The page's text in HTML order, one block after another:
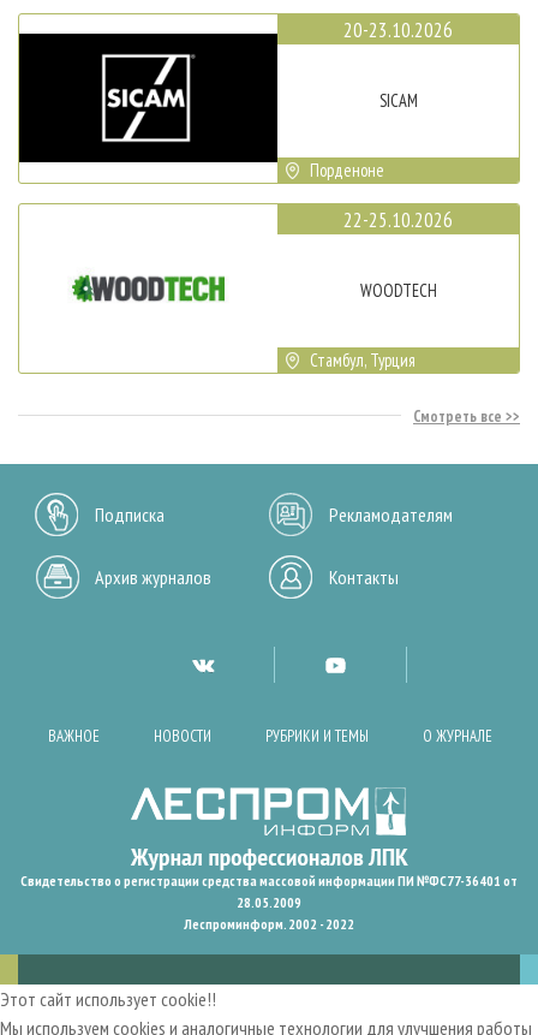
20-23.10.2026
SICAM
Порденоне
22-25.10.2026
WOODTECH
Стамбул, Турция
Смотреть все
Подписка Рекламодателям
Архив журналов Контакты
ВАЖНОЕ НОВОСТИ РУБРИКИ И ТЕМЫ О ЖУРНАЛЕ
Свидетельство о регистрации средства массовой информации ПИ №ФС77-36401 от
28.05.2009
Леспроминформ. 2002 - 2022
Этот сайт использует cookie!!
Мы используем cookies и аналогичные технологии для улучшения работы